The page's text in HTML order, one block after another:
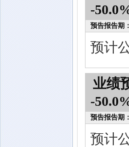
-
预告报告期：
预计
业绩
-
预告报告期：
预计